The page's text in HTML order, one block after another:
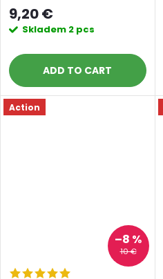
9,20 €
Skladem 2 pcs
ADD TO CART
Action
10 €
–8 %